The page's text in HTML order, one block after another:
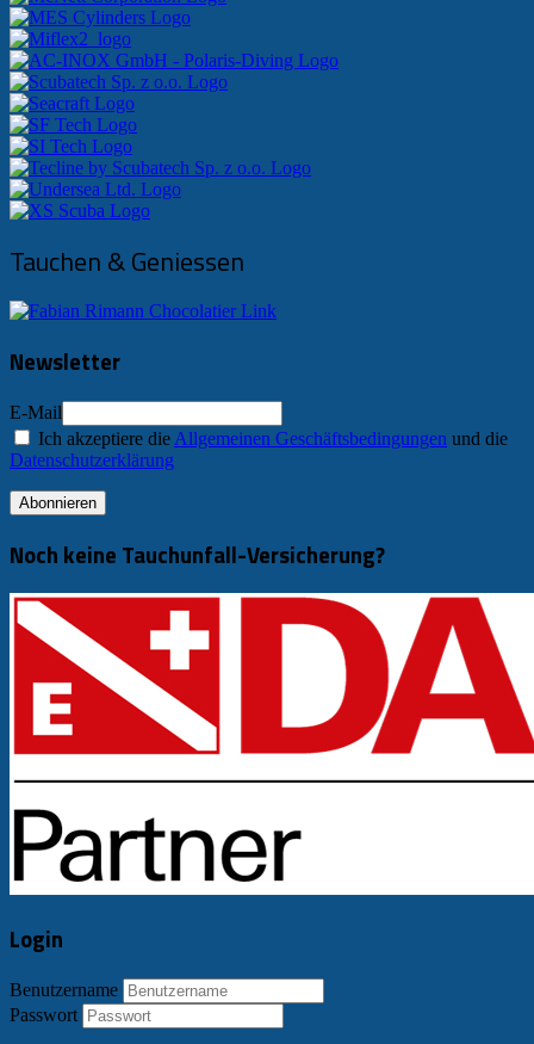
Tauchen & Geniessen
Newsletter
E-Mail
Ich akzeptiere die Allgemeinen Geschäftsbedingungen und die
Datenschutzerklärung
Noch keine Tauchunfall-Versicherung?
Login
Benutzername
Passwort